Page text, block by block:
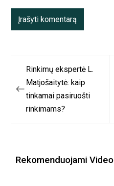
Navigacija
tarp
įrašų
Rinkimų ekspertė L.
Matjošaitytė: kaip
tinkamai pasiruošti
rinkimams?
Rekomenduojami Video